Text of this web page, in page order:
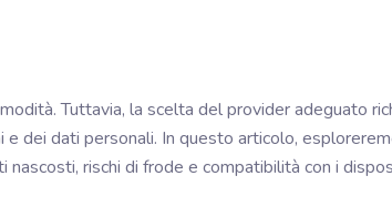
Tuttavia, la scelta del provider adeguato
dei dati personali. In questo articolo,
rischi di frode e compatibilità con i